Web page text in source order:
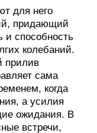
для него
придающий
и способность
колебаний.
прилив
сама
когда
а усилия
ожидания. В
встречи,